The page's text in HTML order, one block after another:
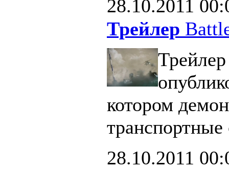
28.10.2011
Трейлер
котором
транспортные
28.10.2011